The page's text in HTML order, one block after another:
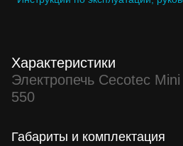
Характеристики
Электропечь Cecotec
550
Габариты и комплектация